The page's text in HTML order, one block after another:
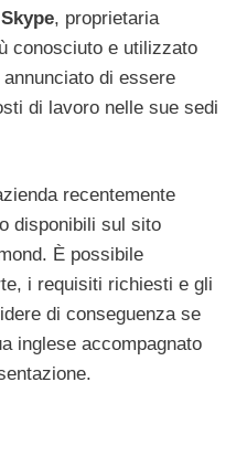
Skype, proprietaria
conosciuto e utilizzato
di essere
di lavoro nelle sue sedi
recentemente
disponibili sul sito
È possibile
i requisiti richiesti e gli
di conseguenza se
inglese accompagnato